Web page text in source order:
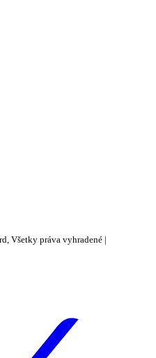
Všetky práva vyhradené |